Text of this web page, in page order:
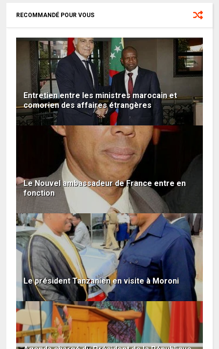
RECOMMANDÉ POUR VOUS
Entretien entre les ministres marocain et
comorien des affaires étrangères
Le Nouvel ambassadeur de France entre en
fonction
Le président Tanzanien en visite à Moroni